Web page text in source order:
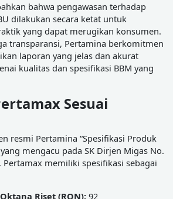
bahwa pengawasan terhadap
dilakukan secara ketat untuk
yang dapat merugikan konsumen.
transparansi, Pertamina berkomitmen
laporan yang jelas dan akurat
kualitas dan spesifikasi BBM yang
Sesuai
resmi Pertamina “Spesifikasi Produk
yang mengacu pada SK Dirjen Migas No.
Pertamax memiliki spesifikasi sebagai
Riset (RON):92